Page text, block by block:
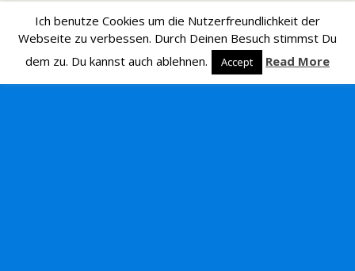
Ich benutze Cookies um die Nutzerfreundlichkeit der
Webseite zu verbessen. Durch Deinen Besuch stimmst Du
dem zu. Du kannst auch ablehnen.
Accept Read More